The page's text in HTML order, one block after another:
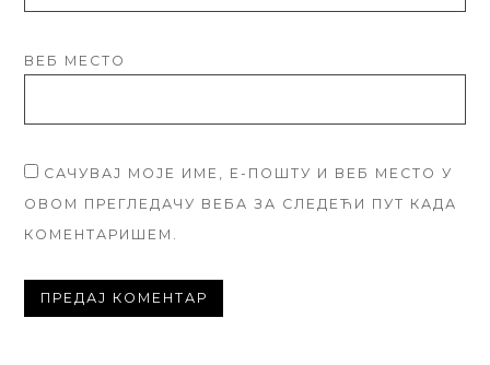
ВЕБ МЕСТО
САЧУВАЈ МОЈЕ ИМЕ, Е-ПОШТУ И ВЕБ МЕСТО У
ОВОМ ПРЕГЛЕДАЧУ ВЕБА ЗА СЛЕДЕЋИ ПУТ КАДА
КОМЕНТАРИШЕМ.